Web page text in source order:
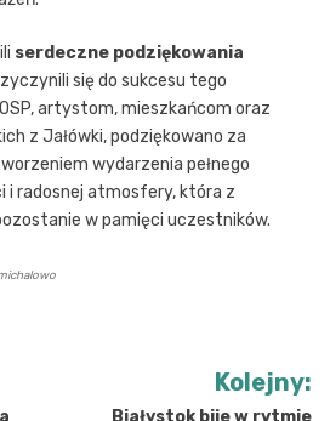
serdeczne podziękowania
się do sukcesu tego
artystom, mieszkańcom oraz
z Jałówki, podziękowano za
wydarzenia pełnego
i radosnej atmosfery, która z
w pamięci uczestników.
Kolejny: